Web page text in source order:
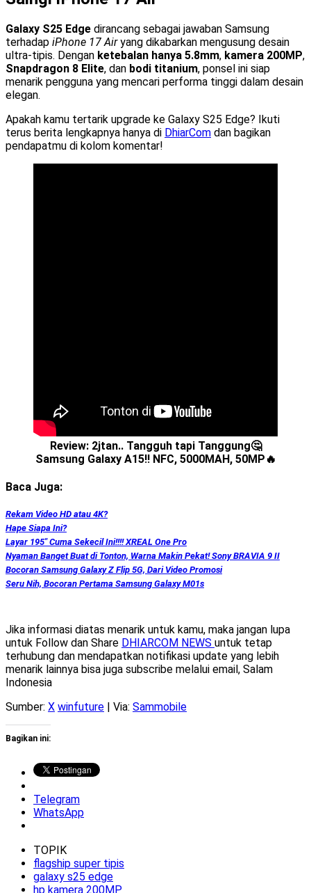
Galaxy S25 Edge dirancang sebagai jawaban Samsung
terhadap iPhone 17 Airyang dikabarkan mengusung desain
ultra-tipis. Dengan ketebalan hanya 5.8mm, kamera 200MP,
Snapdragon 8 Elite, dan bodi titanium, ponsel ini siap
menarik pengguna yang mencari performa tinggi dalam desain
elegan.
Apakah kamu tertarik upgrade ke Galaxy S25 Edge? Ikuti
terus berita lengkapnya hanya di DhiarCom dan bagikan
pendapatmu di kolom komentar!
Review: 2jtan.. Tangguh tapi Tanggung🤔
Samsung Galaxy A15‼️ NFC, 5000MAH, 50MP🔥
Baca Juga:
Rekam Video HD atau 4K?
Hape Siapa Ini?
Layar 195″ Cuma Sekecil Ini!!!! XREAL One Pro
Nyaman Banget Buat di Tonton, Warna Makin Pekat! Sony BRAVIA 9 II
Bocoran Samsung Galaxy Z Flip 5G, Dari Video Promosi
Seru Nih, Bocoran Pertama Samsung Galaxy M01s
Jika informasi diatas menarik untuk kamu, maka jangan lupa
untuk Follow dan Share DHIARCOM NEWS untuk tetap
terhubung dan mendapatkan notifikasi update yang lebih
menarik lainnya bisa juga subscribe melalui email, Salam
Indonesia
Sumber: X winfuture | Via: Sammobile
Bagikan ini:
Telegram
WhatsApp
TOPIK
flagship super tipis
galaxy s25 edge
hp kamera 200MP